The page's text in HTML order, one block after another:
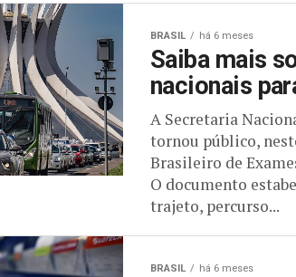
BRASIL há 6 meses
Saiba mais
nacionais
A Secretaria
tornou público,
Brasileiro de
O documento
trajeto, percurso...
BRASIL há 6 meses